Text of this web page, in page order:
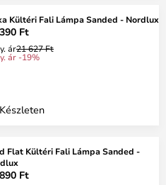
Kültéri Fali Lámpa Sanded - Nordlux
Ft
ár21 627 Ft
ár -19%
Készleten
Flat Kültéri Fali Lámpa Sanded -
Ft